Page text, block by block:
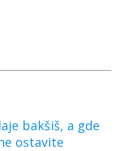
bakšiš, a gde
ostavite